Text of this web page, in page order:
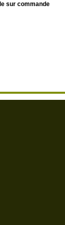
sur commande